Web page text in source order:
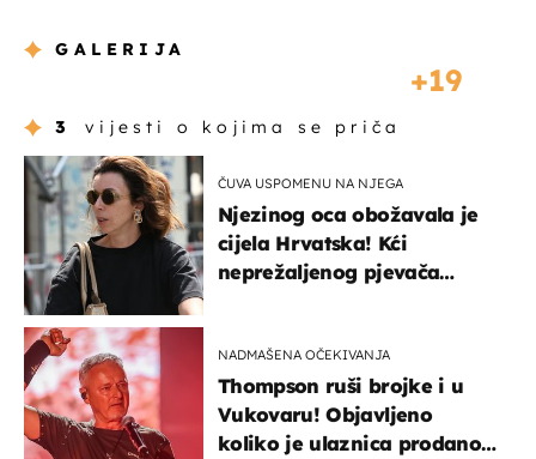
GALERIJA
19
3 vijesti o kojima se priča
ČUVA USPOMENU NA NJEGA
Njezinog oca obožavala je
cijela Hrvatska! Kći
neprežaljenog pjevača
NADMAŠENA OČEKIVANJA
Thompson ruši brojke i u
Vukovaru! Objavljeno
koliko je ulaznica prodano